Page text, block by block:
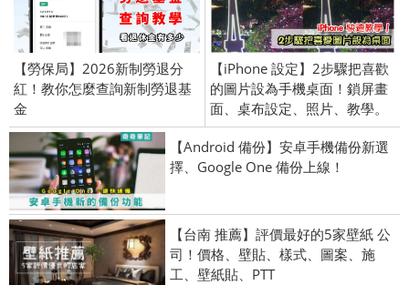
【勞保局】2026新制勞退分
紅！教你怎麼查詢新制勞退基
金
【iPhone 設定】2步驟把喜歡
的圖片設為手機桌面！鎖屏畫
面、桌布設定、照片、教學。
【Android 備份】安卓手機備份新選
擇、Google One 備份上線！
【台南 推薦】評價最好的5家壁紙 公
司！價格、壁貼、樣式、圖案、施
工、壁紙貼、PTT